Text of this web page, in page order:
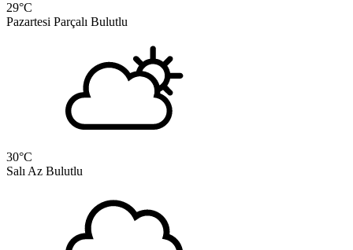
29°C
Pazartesi Parçalı Bulutlu
30°C
Salı Az Bulutlu